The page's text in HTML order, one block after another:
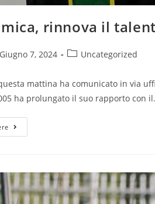
rinnova il
Giugno 7, 2024 Uncategorized
mattina ha comunicato in via
ha prolungato il suo rapporto con